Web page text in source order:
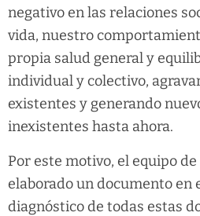
negativo en las relaciones
vida, nuestro
propia salud general y
individual y colectivo,
existentes y generando
inexistentes hasta ahora.
Por este motivo, el equipo
elaborado un documento en
diagnóstico de todas estas